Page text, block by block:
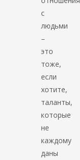
с
людьми
–
это
тоже,
если
хотите,
таланты,
которые
не
каждому
даны